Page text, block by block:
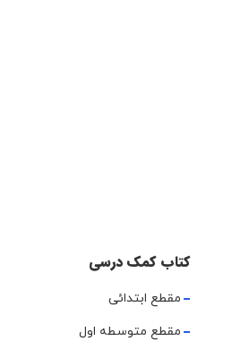
کتاب کمک درسی
مقطع ابتدائی
مقطع متوسطه اول